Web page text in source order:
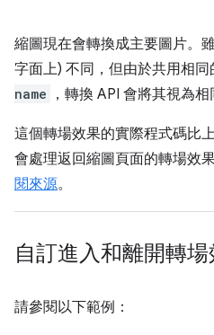
縮圖現在會轉換成主要圖片。
字面上) 不同，但由於共用相同
name
，轉換 API 會將其視為相
這個轉場效果的實際程式碼比
會處理返回縮圖頁面的轉場效
閱來源。
自訂進入和離開轉場
請參閱以下範例：